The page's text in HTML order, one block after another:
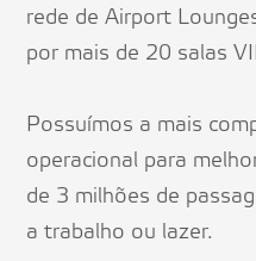
rede de Airport
por mais de 20 salas
Possuímos a mais
operacional para
de 3 milhões de
a trabalho ou lazer.